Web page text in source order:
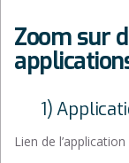
Zoom sur
1)
Lien de l’application